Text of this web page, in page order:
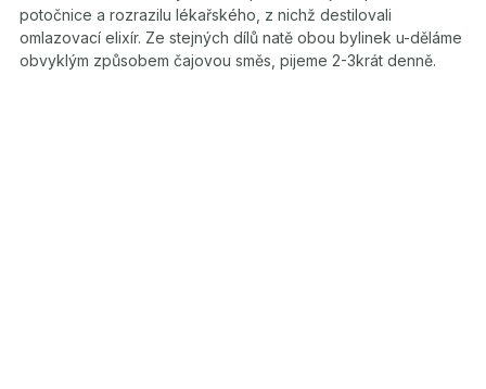
potočnice a rozrazilu lékařského, z nichž destilovali
omlazovací elixír. Ze stejných dílů natě obou bylinek u-děláme
obvyklým způsobem čajovou směs, pijeme 2-3krát denně.